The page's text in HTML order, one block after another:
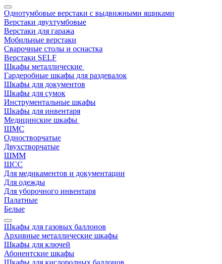
Однотумбовые верстаки с выдвижными ящиками
Верстаки двухтумбовые
Верстаки для гаража
Мобильные верстаки
Сварочные столы и оснастка
Верстаки SELF
Шкафы металлические
Гардеробные шкафы для раздевалок
Шкафы для документов
Шкафы для сумок
Инструментальные шкафы
Шкафы для инвентаря
Медицинские шкафы
ШМС
Одностворчатые
Двухстворчатые
ШММ
ШСС
Для медикаментов и документации
Для одежды
Для уборочного инвентаря
Палатные
Белые
Шкафы для газовых баллонов
Архивные металлические шкафы
Шкафы для ключей
Абонентские шкафы
Шкафы для кислородных баллонов